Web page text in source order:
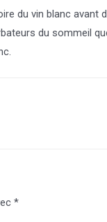
du vin blanc
du sommeil
*